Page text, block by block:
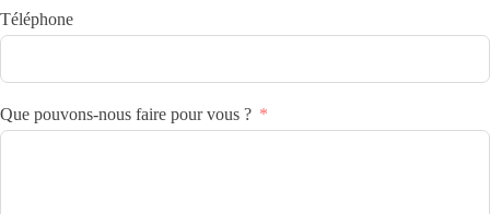
Téléphone
Que pouvons-nous faire pour vous ?